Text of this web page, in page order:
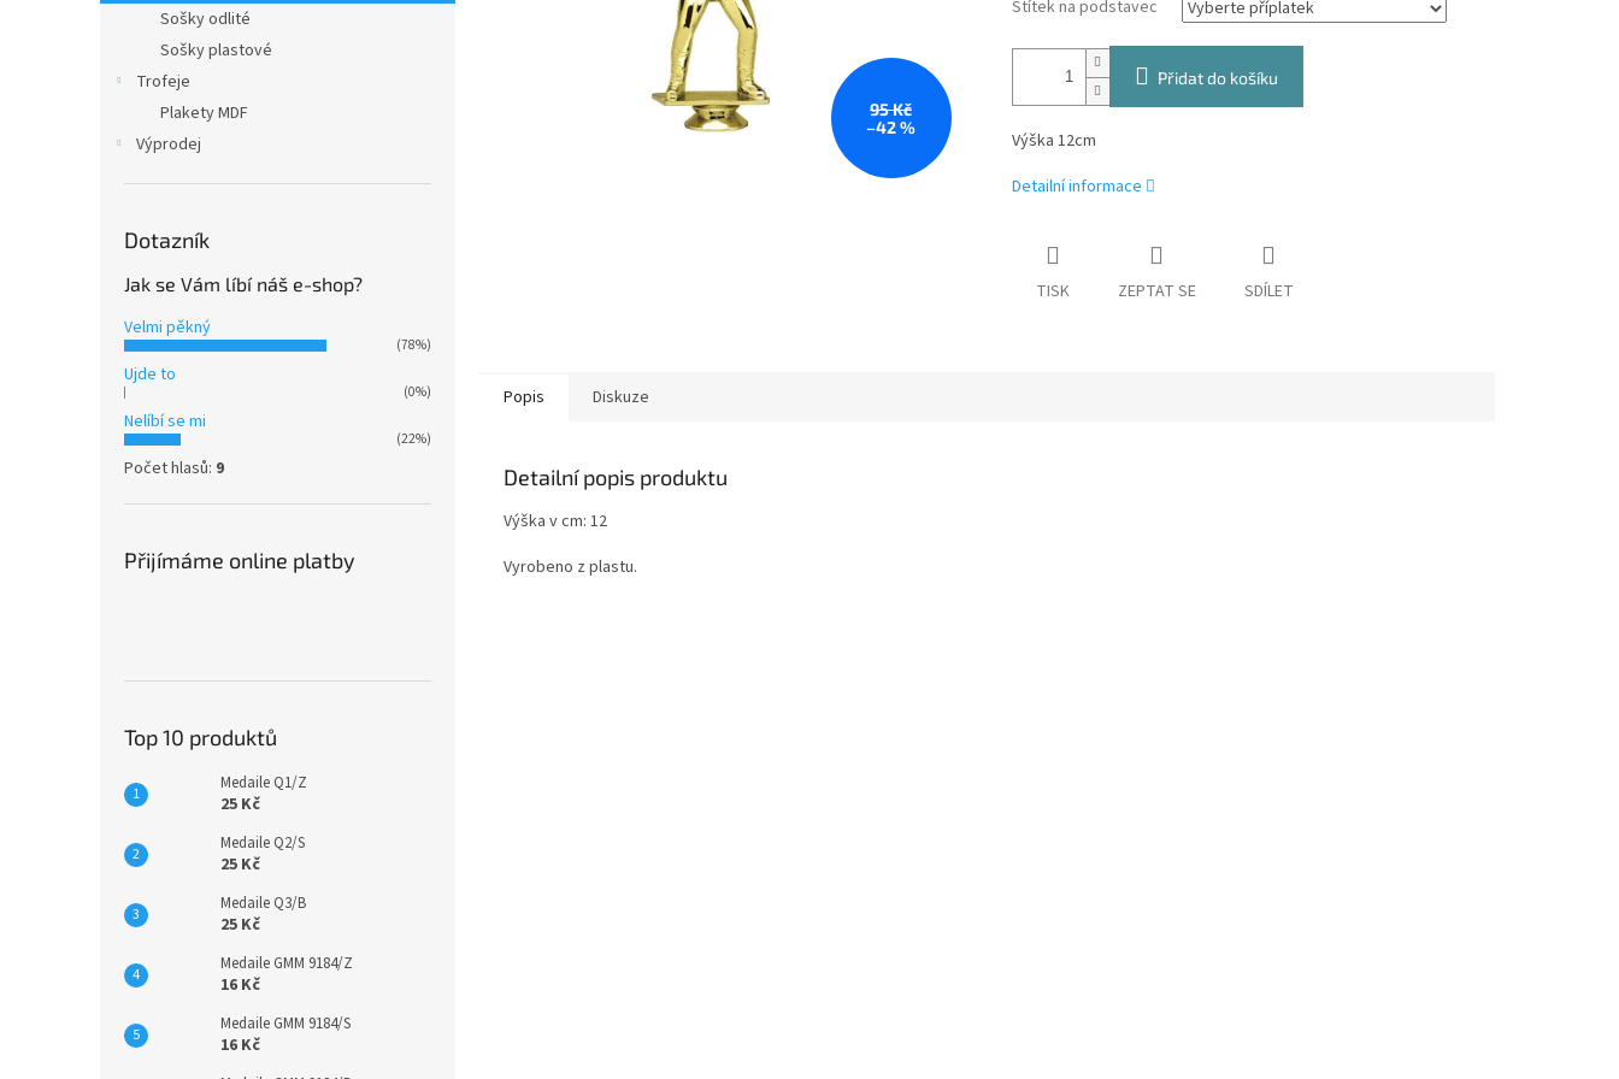
n
Sošky odlité
Sošky plastové
Trofeje
Plakety MDF
Výprodej
Dotazník
Jak se Vám líbí náš e-shop?
Velmi pěkný
(78%)
Ujde to
(0%)
Nelíbí se mi
(22%)
Počet hlasů: 9
Přijímáme online platby
Top 10 produktů
Medaile Q1/Z
25 Kč
Medaile Q2/S
25 Kč
Medaile Q3/B
25 Kč
Medaile GMM 9184/Z
16 Kč
Medaile GMM 9184/S
16 Kč
95 Kč
–42 %
Štítek na podstavec
Přidat do košíku
Výška 12cm
Detailní informace
TISK ZEPTAT SE SDÍLET
Popis Diskuze
Detailní popis produktu
Výška v cm: 12
Vyrobeno z plastu.